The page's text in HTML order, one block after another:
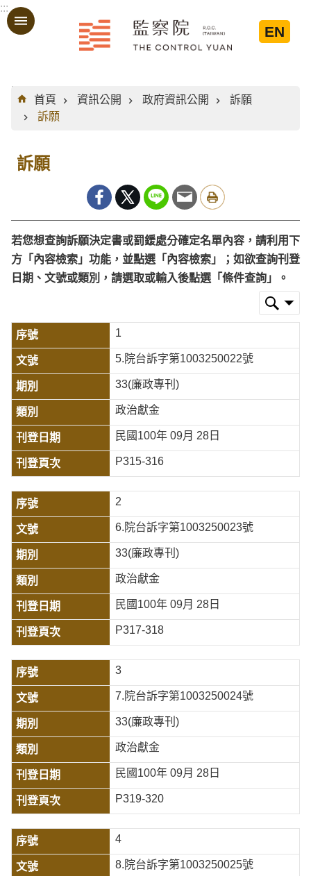
跳到主要內容區塊
:::
EN
:::
首頁
資訊公開 政府資訊公開
訴願
訴願
訴願
若您想查詢訴願決定書或罰鍰處分確定名單內容，請利用下
方「內容檢索」功能，並點選「內容檢索」；如欲查詢刊登
日期、文號或類別，請選取或輸入後點選「條件查詢」。
1
5.院台訴字第1003250022號
33(廉政專刊)
政治獻金
民國100年 09月 28日
P315-316
2
6.院台訴字第1003250023號
33(廉政專刊)
政治獻金
民國100年 09月 28日
P317-318
3
7.院台訴字第1003250024號
33(廉政專刊)
政治獻金
民國100年 09月 28日
P319-320
4
8.院台訴字第1003250025號